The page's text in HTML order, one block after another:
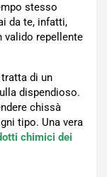
stesso
da te, infatti,
valido repellente
di un
dispendioso.
chissà
tipo. Una vera
chimici dei